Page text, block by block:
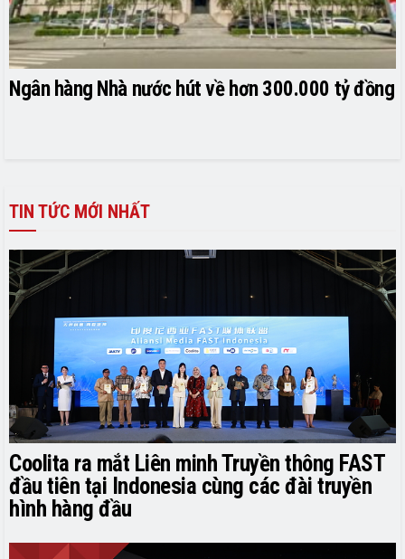
Ngân hàng Nhà nước hút về hơn 300.000 tỷ đồng
TIN TỨC MỚI NHẤT
Coolita ra mắt Liên minh Truyền thông FAST
đầu tiên tại Indonesia cùng các đài truyền
hình hàng đầu